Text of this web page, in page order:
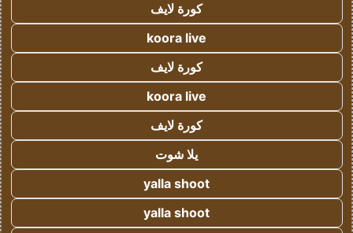
كورة لايف
koora live
كورة لايف
koora live
كورة لايف
يلا شوت
yalla shoot
yalla shoot